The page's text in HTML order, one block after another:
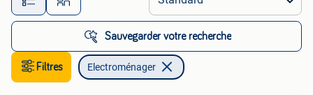
Sauvegarder votre recherche
Filtres Electroménager